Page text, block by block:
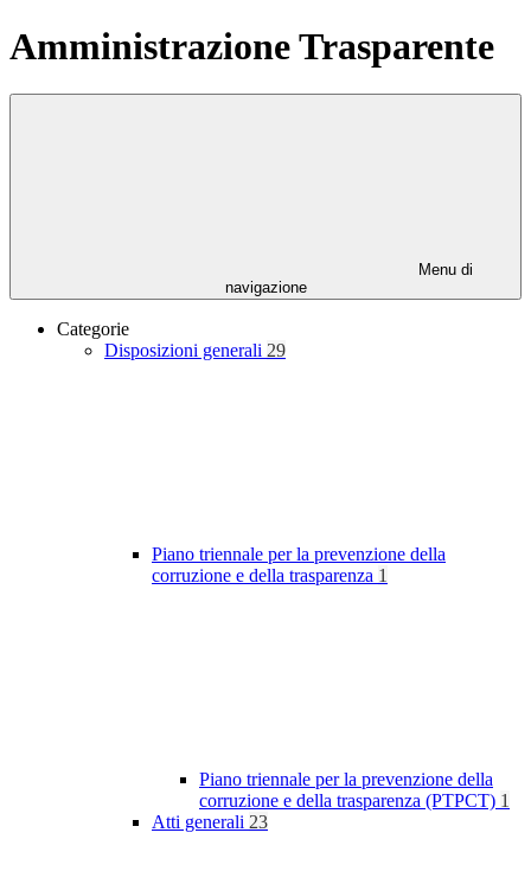
Amministrazione Trasparente
Menu di
navigazione
Categorie
Disposizioni generali 29
Piano triennale per la prevenzione della
corruzione e della trasparenza 1
Piano triennale per la prevenzione della
corruzione e della trasparenza (PTPCT) 1
Atti generali 23